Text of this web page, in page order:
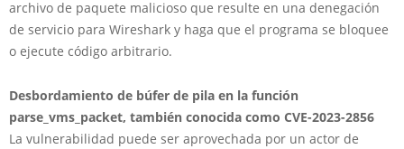
archivo de paquete malicioso que resulte en una denegación
de servicio para Wireshark y haga que el programa se bloquee
o ejecute código arbitrario.
Desbordamiento de búfer de pila en la función
parse_vms_packet, también conocida como CVE-2023-2856
La vulnerabilidad puede ser aprovechada por un actor de